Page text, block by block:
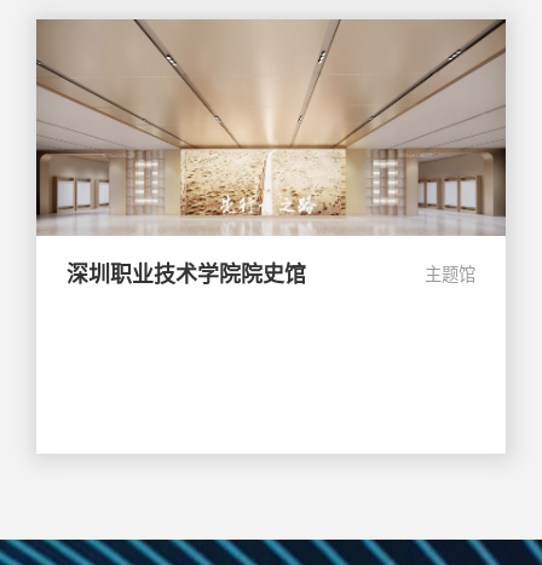
深圳职业技术学院院史馆 主题馆